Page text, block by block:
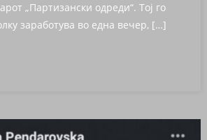
„Партизански одреди“. Тој го
заработува во една вечер, […]